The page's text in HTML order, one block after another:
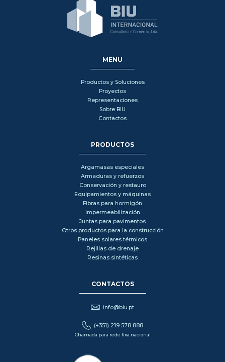
MENU
Productos y Soluciones
Proyectos
Representaciones
Sobre BIU
Contactos
PRODUCTOS
Argamasas especiales
Armaduras y refuerzos
Conservación y restauro
Equipamientos y máquinas
Fibras para hormigón
Impermeabilización
Juntas para pavimentos
Otros productos para la construcción
Paneles solares térmicos
Rejillas de drenaje
Resinas sintéticas
CONTACTOS
info@biu.pt
(+351) 219 578 888
Chamada para rede fixa nacional